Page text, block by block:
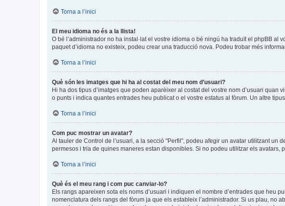
Torna a l’inici
El meu idioma no és a la llista!
O bé l’administrador no ha instal·lat el vostre idioma o bé ningú ha traduït el phpBB al
paquet d’idioma no existeix, podeu crear una traducció nova. Podeu trobar més
Torna a l’inici
Què són les imatges que hi ha al costat del meu nom d’usuari?
Hi ha dos tipus d’imatges que poden aparèixer al costat del vostre nom d’usuari
o punts i indica quantes entrades heu publicat o el vostre estatus al fòrum. Un altre
Torna a l’inici
Com puc mostrar un avatar?
Al tauler de Control de l’usuari, a la secció "Perfil", podeu afegir un avatar utilitzant un
permesos i tria de quines maneres estan disponibles. Si no podeu utilitzar els avatars,
Torna a l’inici
Què és el meu rang i com puc canviar-lo?
Els rangs apareixen sota els noms d’usuari i indiquen el nombre d’entrades que
nomenclatura dels rangs del fòrum ja que els estableix l’administrador. Si us plau, no